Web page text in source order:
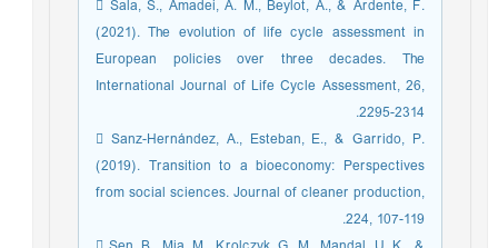
 Sala, S., Amadei, A. M., Beylot, A., & Ardente, F.
(2021). The evolution of life cycle assessment in
European policies over three decades. The
International Journal of Life Cycle Assessment, 26,
2295-2314.
 Sanz-Hernández, A., Esteban, E., & Garrido, P.
(2019). Transition to a bioeconomy: Perspectives
from social sciences. Journal of cleaner production,
224, 107-119.